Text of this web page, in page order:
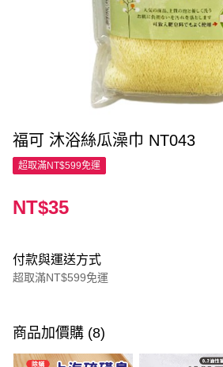
福可 沐浴絲瓜澡巾 NT043
超取滿NT$599免運
NT$35
付款與運送方式
超取滿NT$599免運
信用卡一次付款
超商取貨付款
商品加價購 (8)